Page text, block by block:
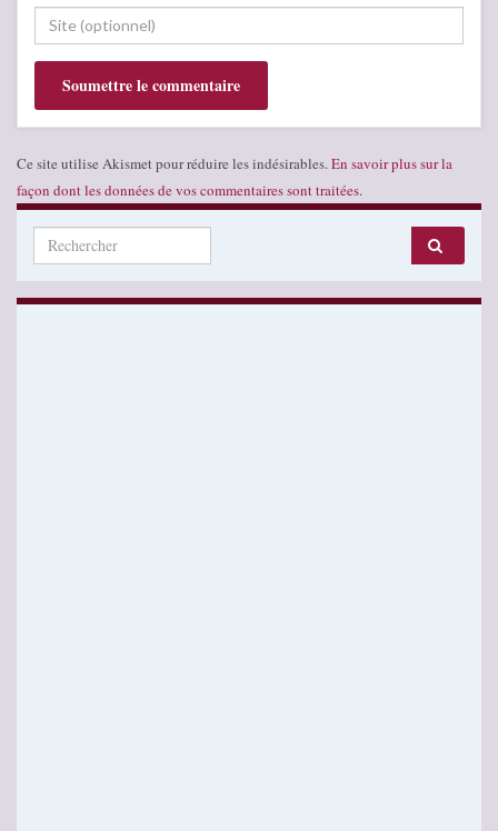
Ce site utilise Akismet pour réduire les indésirables. En savoir plus sur la
façon dont les données de vos commentaires sont traitées.
Search for: